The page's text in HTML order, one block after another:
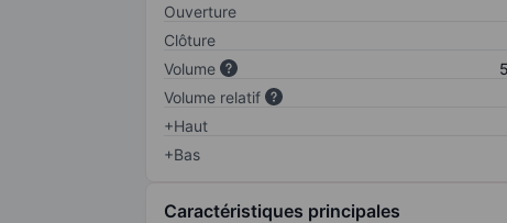
Ouverture
Clôture
Volume
Volume relatif
+Haut
+Bas
Caractéristiques principales